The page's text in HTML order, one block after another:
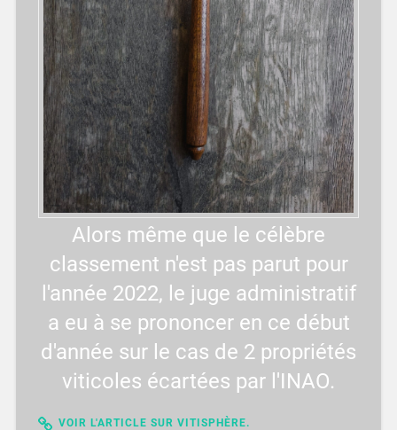
Alors même que le célèbre
classement n'est pas parut pour
l'année 2022, le juge administratif
a eu à se prononcer en ce début
d'année sur le cas de 2 propriétés
viticoles écartées par l'INAO.
VOIR L'ARTICLE SUR VITISPHÈRE.